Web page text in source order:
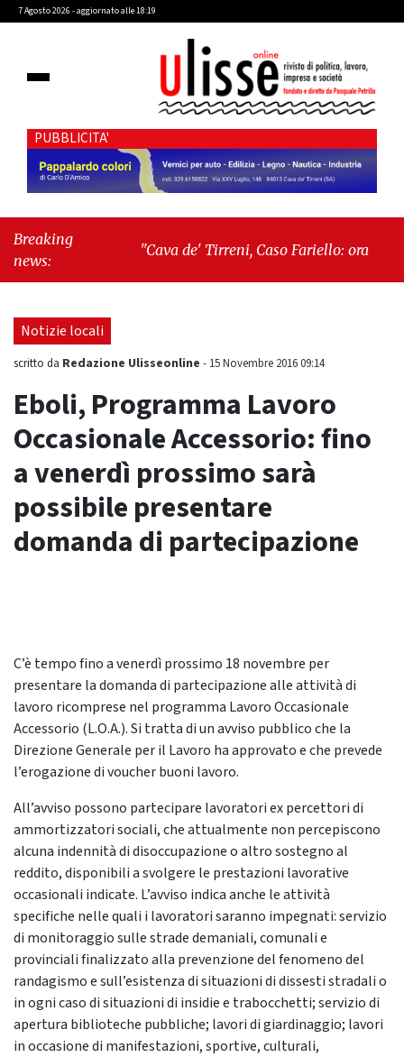
7 Agosto 2026 - aggiornato alle 18:19
PUBBLICITA'
Breaking
news:
"Cava de' Tirreni, Caso Fariello: ora torniamo
Notizie locali
scritto da Redazione Ulisseonline - 15 Novembre 2016 09:14
Eboli, Programma Lavoro
Occasionale Accessorio: fino
a venerdì prossimo sarà
possibile presentare
domanda di partecipazione
C’è tempo fino a venerdì prossimo 18 novembre per
presentare la domanda di partecipazione alle attività di
lavoro ricomprese nel programma Lavoro Occasionale
Accessorio (L.O.A.). Si tratta di un avviso pubblico che la
Direzione Generale per il Lavoro ha approvato e che prevede
l’erogazione di voucher buoni lavoro.
All’avviso possono partecipare lavoratori ex percettori di
ammortizzatori sociali, che attualmente non percepiscono
alcuna indennità di disoccupazione o altro sostegno al
reddito, disponibili a svolgere le prestazioni lavorative
occasionali indicate. L’avviso indica anche le attività
specifiche nelle quali i lavoratori saranno impegnati: servizio
di monitoraggio sulle strade demaniali, comunali e
provinciali finalizzato alla prevenzione del fenomeno del
randagismo e sull’esistenza di situazioni di dissesti stradali o
in ogni caso di situazioni di insidie e trabocchetti; servizio di
apertura biblioteche pubbliche; lavori di giardinaggio; lavori
in occasione di manifestazioni, sportive, culturali,